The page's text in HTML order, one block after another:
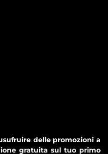
delle promozioni a
gratuita sul tuo primo